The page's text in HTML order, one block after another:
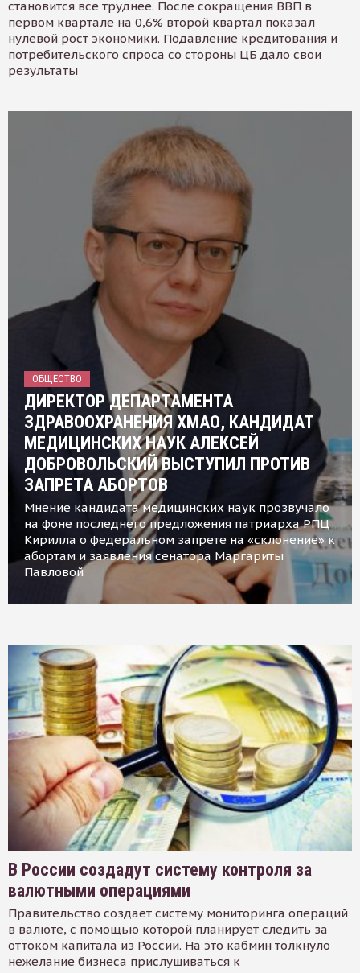
становится все труднее. После сокращения ВВП в
первом квартале на 0,6% второй квартал показал
нулевой рост экономики. Подавление кредитования и
потребительского спроса со стороны ЦБ дало свои
результаты
ОБЩЕСТВО
ДИРЕКТОР ДЕПАРТАМЕНТА
ЗДРАВООХРАНЕНИЯ ХМАО, КАНДИДАТ
МЕДИЦИНСКИХ НАУК АЛЕКСЕЙ
ДОБРОВОЛЬСКИЙ ВЫСТУПИЛ ПРОТИВ
ЗАПРЕТА АБОРТОВ
Мнение кандидата медицинских наук прозвучало
на фоне последнего предложения патриарха РПЦ
Кирилла о федеральном запрете на «склонение» к
абортам и заявления сенатора Маргариты
Павловой
В России создадут систему контроля за
валютными операциями
Правительство создает систему мониторинга операций
в валюте, с помощью которой планирует следить за
оттоком капитала из России. На это кабмин толкнуло
нежелание бизнеса прислушиваться к